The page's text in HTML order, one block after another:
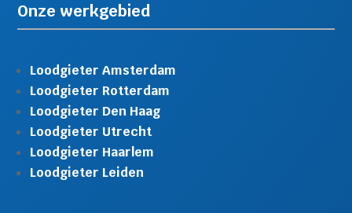
Onze werkgebied
Loodgieter Amsterdam
Loodgieter Rotterdam
Loodgieter Den Haag
Loodgieter Utrecht
Loodgieter Haarlem
Loodgieter Leiden